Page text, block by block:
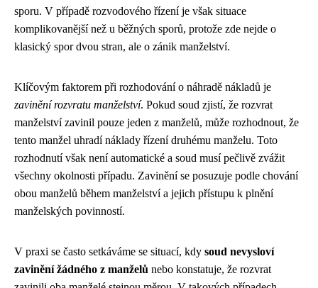
sporu. V případě rozvodového řízení je však situace
komplikovanější než u běžných sporů, protože zde nejde o
klasický spor dvou stran, ale o zánik manželství.
Klíčovým faktorem při rozhodování o náhradě nákladů je
zavinění rozvratu manželství. Pokud soud zjistí, že rozvrat
manželství zavinil pouze jeden z manželů, může rozhodnout, že
tento manžel uhradí náklady řízení druhému manželu. Toto
rozhodnutí však není automatické a soud musí pečlivě zvážit
všechny okolnosti případu. Zavinění se posuzuje podle chování
obou manželů během manželství a jejich přístupu k plnění
manželských povinností.
V praxi se často setkáváme se situací, kdy soud nevysloví
zavinění žádného z manželů nebo konstatuje, že rozvrat